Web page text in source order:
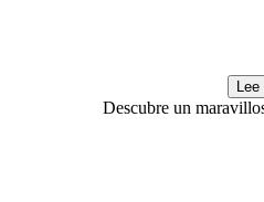
Lee
Descubre un